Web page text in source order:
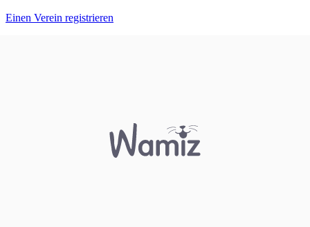
Einen Verein registrieren